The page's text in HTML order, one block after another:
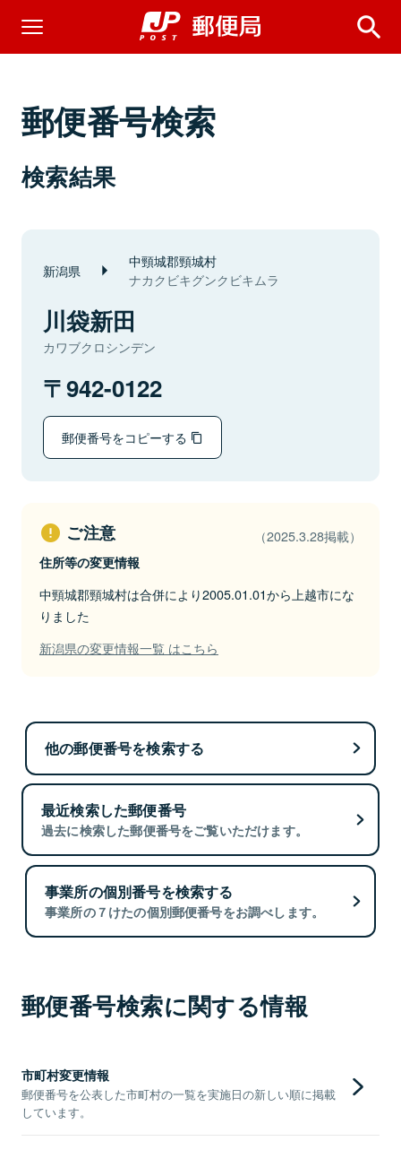
郵便番号検索
検索結果
新潟県 中頸城郡頸城村
ナカクビキグンクビキムラ
川袋新田
カワブクロシンデン
942-0122
郵便番号をコピーする
ご注意 （2025.3.28掲載）
住所等の変更情報
中頸城郡頸城村は合併により2005.01.01から上越市にな
りました
新潟県の変更情報一覧 はこちら
他の郵便番号を検索する
最近検索した郵便番号
過去に検索した郵便番号をご覧いただけます。
事業所の個別番号を検索する
事業所の７けたの個別郵便番号をお調べします。
郵便番号検索に関する情報
市町村変更情報
郵便番号を公表した市町村の一覧を実施日の新しい順に掲載
しています。